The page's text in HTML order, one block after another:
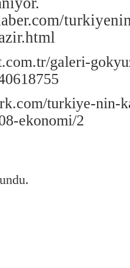
galeri-
turkiye-nin-
ekonomi/2